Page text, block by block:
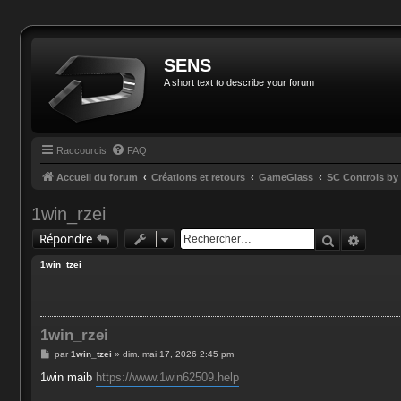
SENS
A short text to describe your forum
Raccourcis FAQ
Accueil du forum Créations et retours GameGlass SC Controls by
1win_rzei
Répondre Rechercher
1win_tzei
1win_rzei
M
s
par1win_tzei » dim. mai 17, 2026 2:45 pm
1win maib https://www.1win62509.help